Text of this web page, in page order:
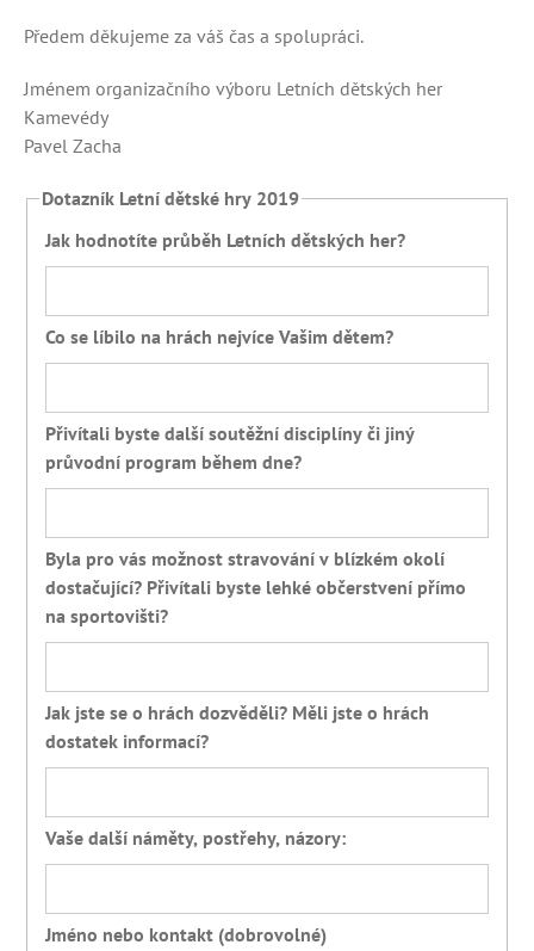
Předem děkujeme za váš čas a spolupráci.
Jménem organizačního výboru Letních dětských her
Kamevédy
Pavel Zacha
Dotazník Letní dětské hry 2019
Jak hodnotíte průběh Letních dětských her?
Co se líbilo na hrách nejvíce Vašim dětem?
Přivítali byste další soutěžní disciplíny či jiný
průvodní program během dne?
Byla pro vás možnost stravování v blízkém okolí
dostačující? Přivítali byste lehké občerstvení přímo
na sportovišti?
Jak jste se o hrách dozvěděli? Měli jste o hrách
dostatek informací?
Vaše další náměty, postřehy, názory:
Jméno nebo kontakt (dobrovolné)